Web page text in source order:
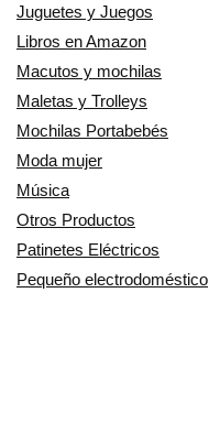
Juguetes y Juegos
Libros en Amazon
Macutos y mochilas
Maletas y Trolleys
Mochilas Portabebés
Moda mujer
Música
Otros Productos
Patinetes Eléctricos
Pequeño electrodoméstico